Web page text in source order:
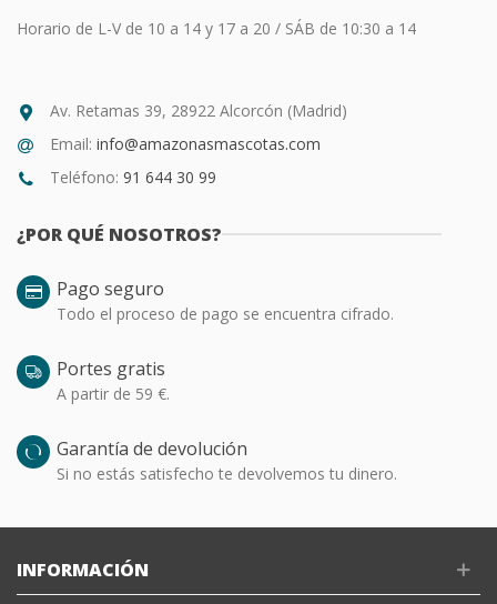
Horario de L-V de 10 a 14 y 17 a 20 / SÁB de 10:30 a 14
Av. Retamas 39, 28922 Alcorcón (Madrid)
Email: info@amazonasmascotas.com
Teléfono: 91 644 30 99
¿POR QUÉ NOSOTROS?
Pago seguro
Todo el proceso de pago se encuentra cifrado.
Portes gratis
A partir de 59 €.
Garantía de devolución
Si no estás satisfecho te devolvemos tu dinero.
INFORMACIÓN